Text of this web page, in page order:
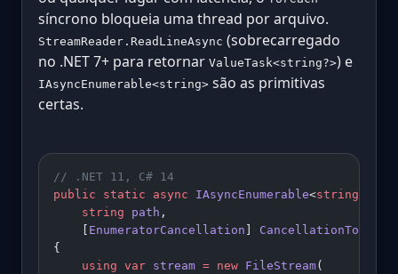
síncrono bloqueia uma thread por arquivo.
StreamReader.ReadLineAsync (sobrecarregado
no .NET 7+ para retornar ValueTask<string?>) e
IAsyncEnumerable<string> são as primitivas
certas.
// .NET 11, C# 14
public static async IAsyncEnumerable<string
    string
path ,
EnumeratorCancellation CancellationToken
{
    using
var stream = new FileStream(